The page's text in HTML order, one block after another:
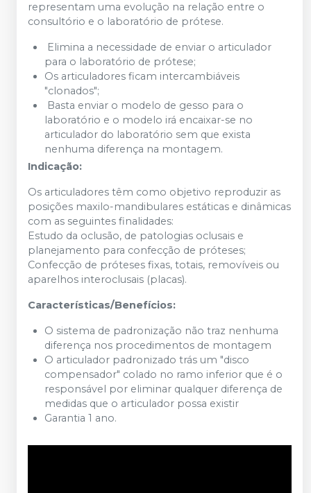
representam uma evolução na relação entre o
consultório e o laboratório de prótese.
Elimina a necessidade de enviar o articulador
para o laboratório de prótese;
Os articuladores ficam intercambiáveis
"clonados";
Basta enviar o modelo de gesso para o
laboratório e o modelo irá encaixar-se no
articulador do laboratório sem que exista
nenhuma diferença na montagem.
Indicação:
Os articuladores têm como objetivo reproduzir as
posições maxilo-mandibulares estáticas e dinâmicas
com as seguintes finalidades:
Estudo da oclusão, de patologias oclusais e
planejamento para confecção de próteses;
Confecção de próteses fixas, totais, removíveis ou
aparelhos interoclusais (placas).
Características/Benefícios:
O sistema de padronização não traz nenhuma
diferença nos procedimentos de montagem
O articulador padronizado trás um "disco
compensador" colado no ramo inferior que é o
responsável por eliminar qualquer diferença de
medidas que o articulador possa existir
Garantia 1 ano.